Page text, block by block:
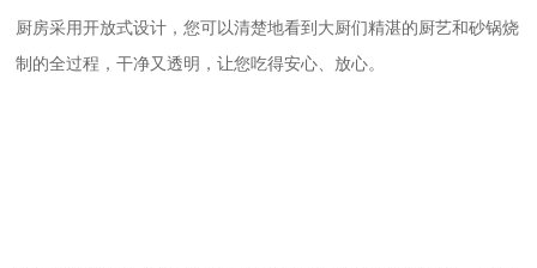
厨房采用开放式设计，您可以清楚地看到大厨们精湛的厨艺和砂锅烧
制的全过程，干净又透明，让您吃得安心、放心。